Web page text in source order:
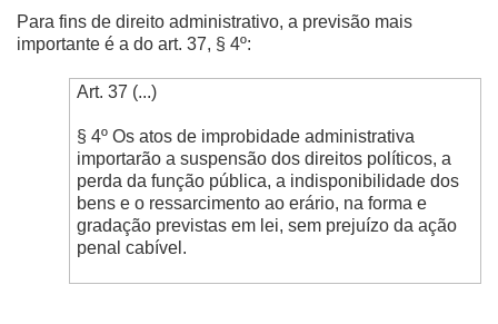
Para fins de direito administrativo, a previsão mais
importante é a do art. 37, § 4º:
Art. 37 (...)
§ 4º Os atos de improbidade administrativa
importarão a suspensão dos direitos políticos, a
perda da função pública, a indisponibilidade dos
bens e o ressarcimento ao erário, na forma e
gradação previstas em lei, sem prejuízo da ação
penal cabível.